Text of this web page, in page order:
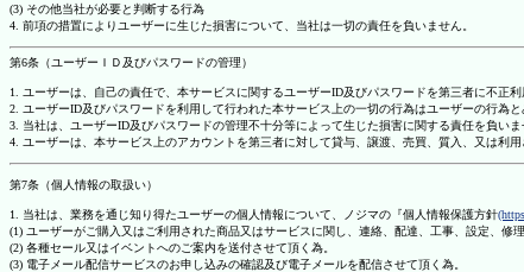
(3) その他当社が必要と判断する行為
4. 前項の措置によりユーザーに生じた損害について、当社は一切の責任を負いません。
第6条（ユーザーＩＤ及びパスワードの管理）
1. ユーザーは、自己の責任で、本サービスに関するユーザーID及びパスワードを第三者に不正利
2. ユーザーID及びパスワードを利用して行われた本サービス上の一切の行為はユーザーの行為と
3. 当社は、ユーザーID及びパスワードの管理不十分等によって生じた損害に関する責任を負いま
4. ユーザーは、本サービス上のアカウントを第三者に対して貸与、譲渡、売買、質入、又は利
第7条（個人情報の取扱い）
1. 当社は、業務を通じ知り得たユーザーの個人情報について、ノジマの『個人情報保護方針
(1) ユーザーがご購入又はご利用された商品又はサービスに関し、連絡、配達、工事、設定、修
(2) 各種セール又はイベントへのご案内を送付させて頂く為。
(3) 電子メール配信サービスのお申し込みの確認及び電子メールを配信させて頂く為。